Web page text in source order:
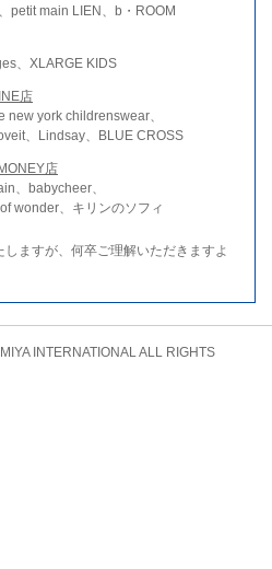
petit main LIEN、b・ROOM
、XLARGE KIDS
店
new york childrenswear、
、Lindsay、BLUE CROSS
店
、babycheer、
wonder、キリンのソフィ
ますが、何卒ご理解いただきますよ